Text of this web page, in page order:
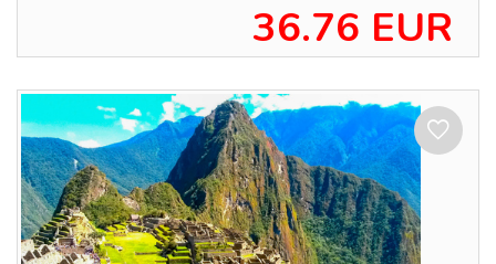
36.76 EUR